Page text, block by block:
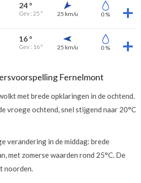
24 °
Gev : 25 ° 25 km/u 0 %
16 °
Gev : 16 ° 25 km/u 0 %
Fernelmont
met brede opklaringen in de ochtend.
vroege ochtend, snel stijgend naar 20°C
verandering in de middag: brede
met zomerse waarden rond 25°C. De
noorden.